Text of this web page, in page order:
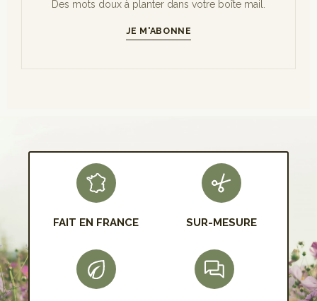
Des mots doux à planter dans votre boîte mail.
JE M'ABONNE
S'INSCRIRE
FAIT EN FRANCE SUR-MESURE